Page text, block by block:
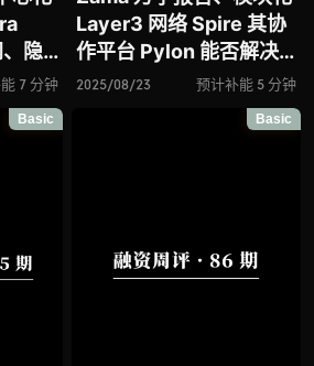
隐
否
革？
7 分钟
Layer3 网络 Spire 其协
作平台 Pylon 能否解决
应用链碎片化痛点并开启
2025/08/23 预计补能 5 分钟
Basic Basic